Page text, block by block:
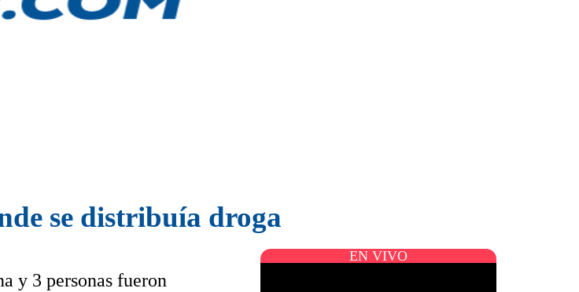
se distribuía droga
y 3 personas fueron
EN VIVO